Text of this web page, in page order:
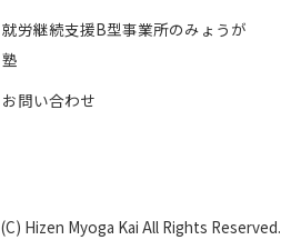
就労継続支援B型事業所のみょうが
塾
お問い合わせ
(C) Hizen Myoga Kai All Rights Reserved.